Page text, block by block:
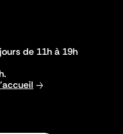
de 11h à 19h